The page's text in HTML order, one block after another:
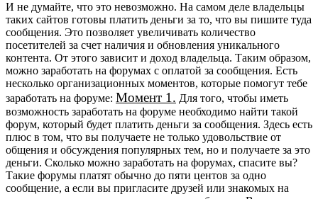
И не думайте, что это невозможно. На самом деле владельцы
таких сайтов готовы платить деньги за то, что вы пишите туда
сообщения. Это позволяет увеличивать количество
посетителей за счет наличия и обновления уникального
контента. От этого зависит и доход владельца. Таким образом,
можно заработать на форумах с оплатой за сообщения. Есть
несколько организационных моментов, которые помогут тебе
заработать на форуме: Момент 1. Для того, чтобы иметь
возможность заработать на форуме необходимо найти такой
форум, который будет платить деньги за сообщения. Здесь есть
плюс в том, что вы получаете не только удовольствие от
общения и обсуждения популярных тем, но и получаете за это
деньги. Сколько можно заработать на форумах, спасите вы?
Такие форумы платят обычно до пяти центов за одно
сообщение, а если вы пригласите друзей или знакомых на